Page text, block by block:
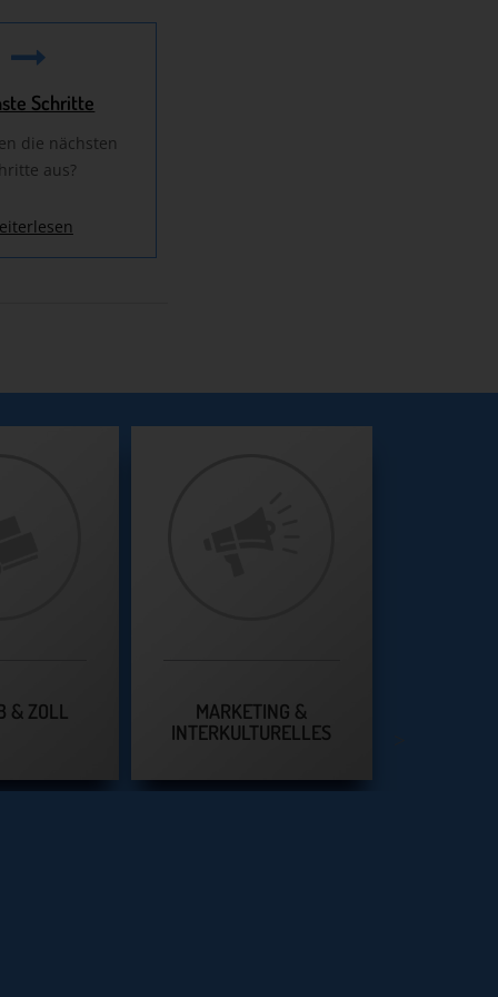
Schritte
die nächsten
aus?
& ZOLL
MARKETING &
INTERKULTURELLES